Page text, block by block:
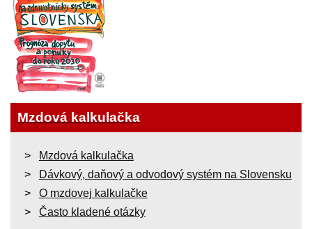
Mzdová kalkulačka
Mzdová kalkulačka
Dávkový, daňový a odvodový systém na Slovensku
O mzdovej kalkulačke
Často kladené otázky